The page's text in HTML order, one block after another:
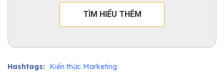
TÌM HIỂU THÊM
Hashtags: Kiến thức Marketing